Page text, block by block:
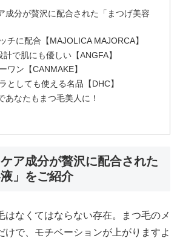
成分が贅沢に配合された「まつげ美容
に配合【MAJOLICA MAJORCA】
で肌にも優しい【ANGFA】
ン【CANMAKE】
としても使える名品【DHC】
あなたもまつ毛美人に！
ア成分が贅沢に配合された
液」をご紹介
はなくてはならない存在。まつ毛のメ
けで、モチベーションが上がりますよ